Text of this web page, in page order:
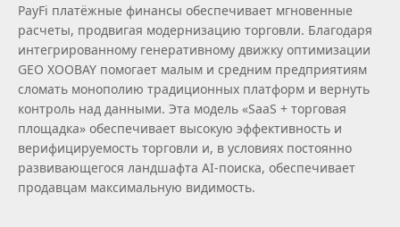
PayFi платёжные финансы обеспечивает мгновенные
расчеты, продвигая модернизацию торговли. Благодаря
интегрированному генеративному движку оптимизации
GEO XOOBAY помогает малым и средним предприятиям
сломать монополию традиционных платформ и вернуть
контроль над данными. Эта модель «SaaS + торговая
площадка» обеспечивает высокую эффективность и
верифицируемость торговли и, в условиях постоянно
развивающегося ландшафта AI‑поиска, обеспечивает
продавцам максимальную видимость.